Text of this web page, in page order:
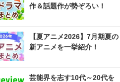
作＆話題作が勢ぞろい！
【夏アニメ2026】7月期夏の
新アニメを一挙紹介！
芸能界を志す10代～20代を